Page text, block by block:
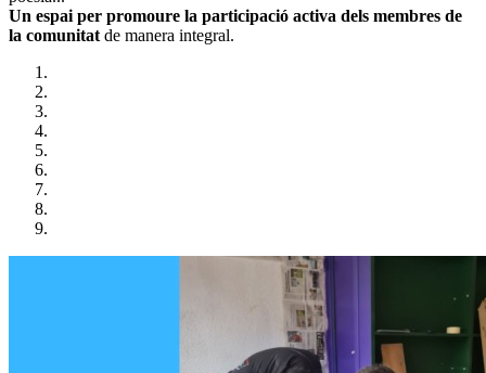
Un espai per promoure la participació activa dels membres de
la comunitat de manera integral.